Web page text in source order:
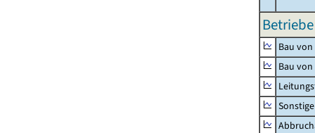
Bau
Bau